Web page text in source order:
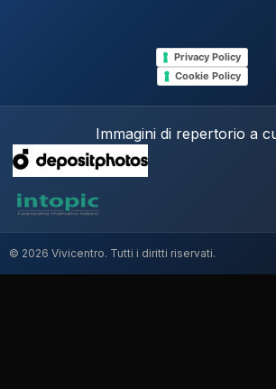
Privacy Policy
Cookie Policy
Immagini di repertorio a
© 2026 Vivicentro. Tutti i diritti riservati.